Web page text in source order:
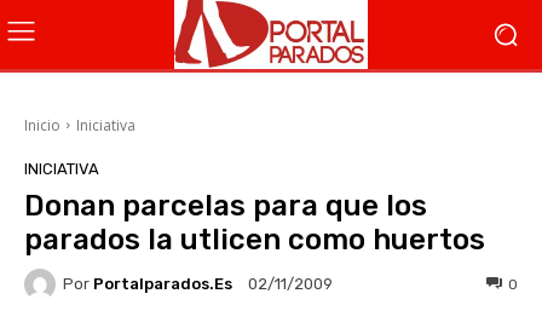
Inicio Iniciativa
INICIATIVA
Donan parcelas para que los
parados la utlicen como huertos
Por Portalparados.es 02/11/2009 0